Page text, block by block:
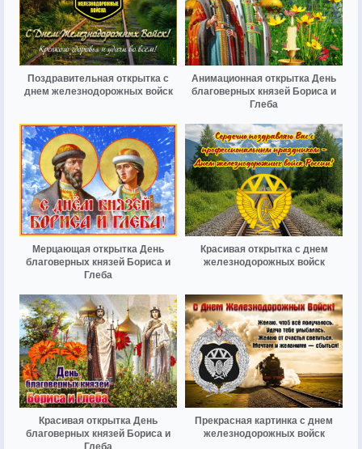
Поздравительная открытка с
днем железнодорожных войск
Анимационная открытка День
благоверных князей Бориса и
Глеба
Мерцающая открытка День
благоверных князей Бориса и
Глеба
Красивая открытка с днем
железнодорожных войск
Красивая открытка День
благоверных князей Бориса и
Глеба
Прекрасная картинка с днем
железнодорожных войск